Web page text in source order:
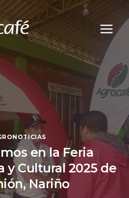
en la Feria
y Cultural 2025 de
Nariño